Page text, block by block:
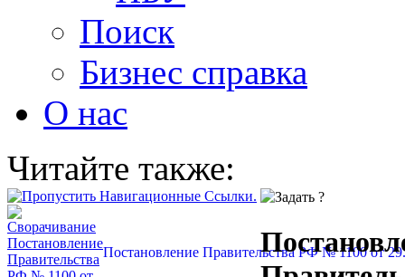
Поиск
Бизнес справка
О нас
Читайте также:
Постановление Правительства РФ № 1100 от